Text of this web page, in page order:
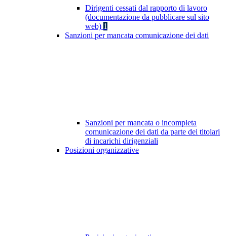
Dirigenti cessati dal rapporto di lavoro
(documentazione da pubblicare sul sito
web) 1
Sanzioni per mancata comunicazione dei dati
Sanzioni per mancata o incompleta
comunicazione dei dati da parte dei titolari
di incarichi dirigenziali
Posizioni organizzative